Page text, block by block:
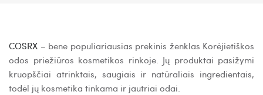
COSRX – bene populiariausias prekinis ženklas Korėjietiškos
odos priežiūros kosmetikos rinkoje. Jų produktai pasižymi
kruopščiai atrinktais, saugiais ir natūraliais ingredientais,
todėl jų kosmetika tinkama ir jautriai odai.